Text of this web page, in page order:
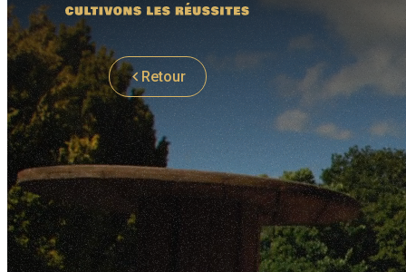
Se former en MFR
Vous avez besoin d’un coup de
pouce pour trouver votre formation
? C’est par ici.
Toutes nos offres
d'emploi
Envie de venir travailler en MFR
? Découvrez nos offres ici.
Retour